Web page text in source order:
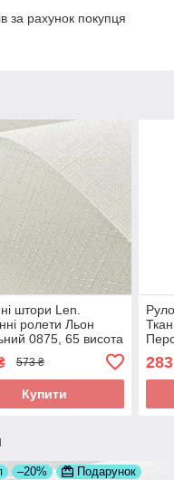
за рахунок покупця
штори Len.
ролети Льон
0875, 65 висота
573 ₴
Купити
283
–20% Подарунок